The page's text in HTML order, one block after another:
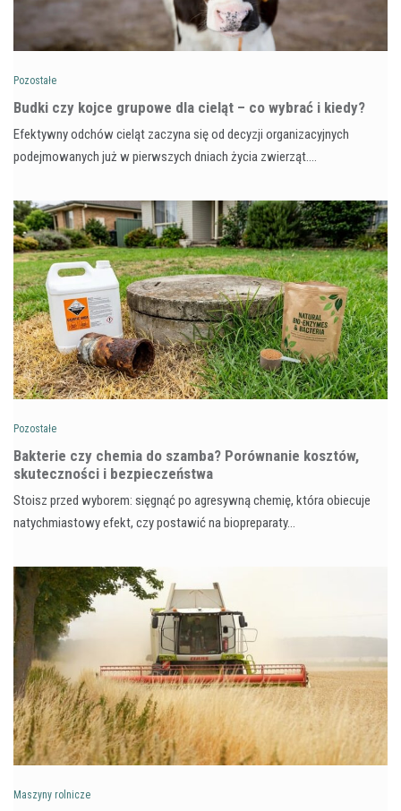
Pozostałe
Budki czy kojce grupowe dla cieląt – co wybrać i kiedy?
Efektywny odchów cieląt zaczyna się od decyzji organizacyjnych
podejmowanych już w pierwszych dniach życia zwierząt.…
Pozostałe
Bakterie czy chemia do szamba? Porównanie kosztów,
skuteczności i bezpieczeństwa
Stoisz przed wyborem: sięgnąć po agresywną chemię, która obiecuje
natychmiastowy efekt, czy postawić na biopreparaty…
Maszyny rolnicze